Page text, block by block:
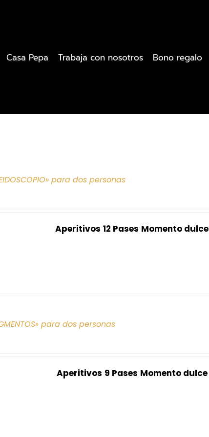
Casa Pepa Trabaja con nosotros Bono regalo
para dos personas
Aperitivos 12 Pases Momento dulce
para dos personas
Aperitivos 9 Pases Momento dulce